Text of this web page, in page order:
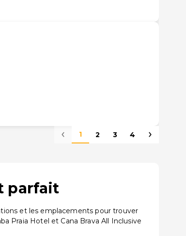
1 2 3 4
parfait
et les emplacements pour trouver
Praia Hotel et Cana Brava All Inclusive